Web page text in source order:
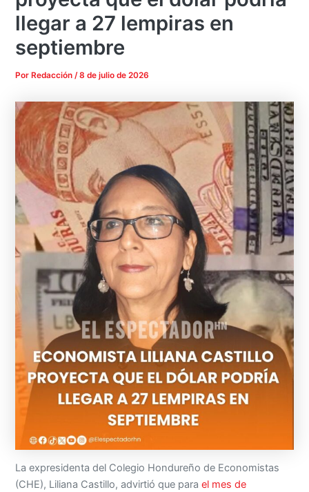
llegar a 27 lempiras en
septiembre
PorRedacción /8 de julio de 2026
La expresidenta del Colegio Hondureño de Economistas
(CHE), Liliana Castillo, advirtió que parael mes de